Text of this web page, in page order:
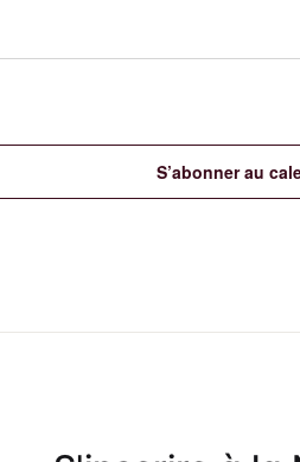
S’abonner au